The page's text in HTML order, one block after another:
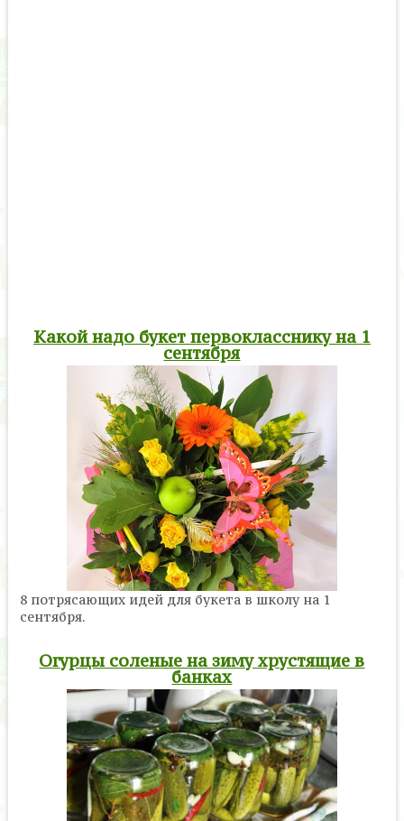
Какой надо букет первокласснику на 1
сентября
8 потрясающих идей для букета в школу на 1
сентября.
Огурцы соленые на зиму хрустящие в
банках